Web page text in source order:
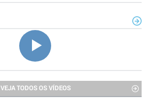
VEJA TODOS OS VÍDEOS